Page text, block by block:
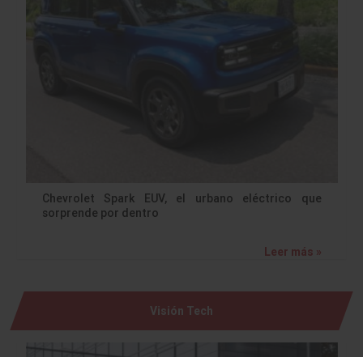
Chevrolet Spark EUV, el urbano eléctrico que
sorprende por dentro
Leer más »
Visión Tech